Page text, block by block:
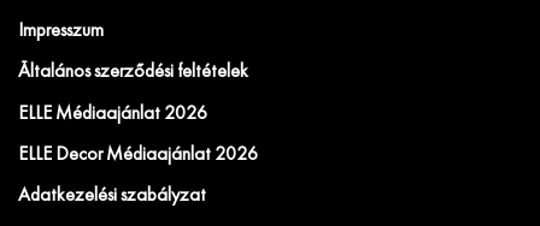
Impresszum
Általános szerződési feltételek
ELLE Médiaajánlat 2026
ELLE Decor Médiaajánlat 2026
Adatkezelési szabályzat